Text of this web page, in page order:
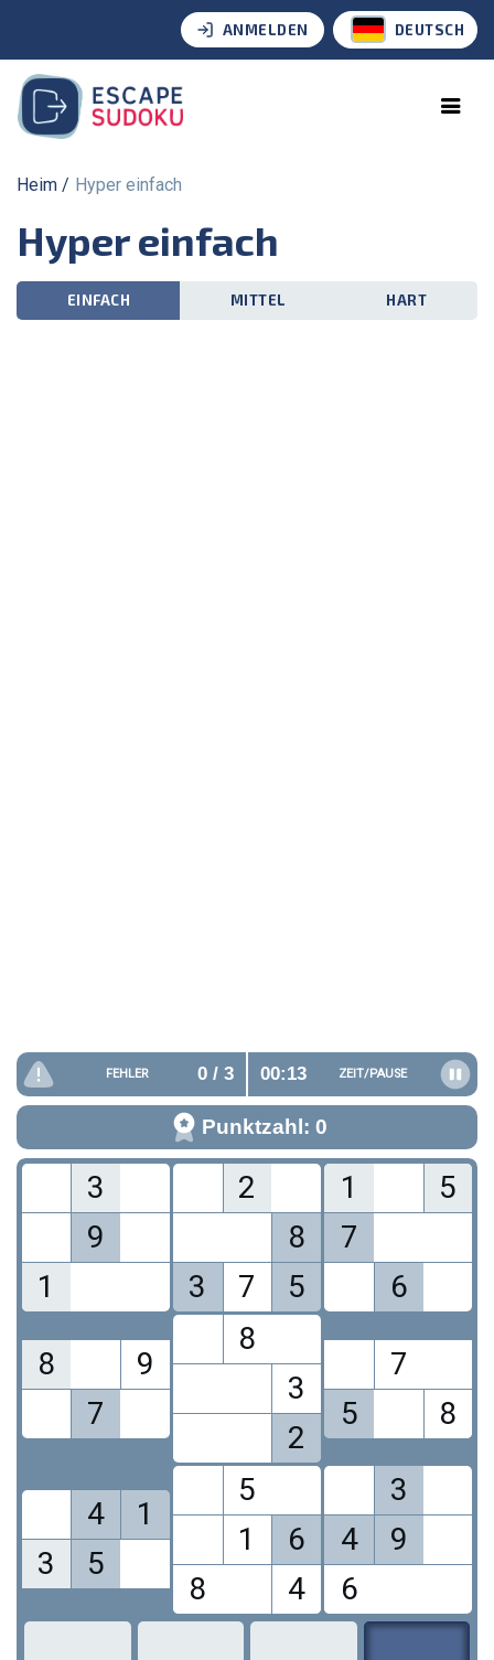
ANMELDEN DEUTSCH
Heim Hyper einfach
Hyper einfach
EINFACH MITTEL HART
FEHLER 0/ 3 00:14 ZEIT/PAUSE
Punktzahl: 0
3
9
1
2
8
3
7 5
1
5
7
6
8
9
7
8
3
2
7
5
8
4
1
3
5
5
1
6
8
4
3
4
9
6